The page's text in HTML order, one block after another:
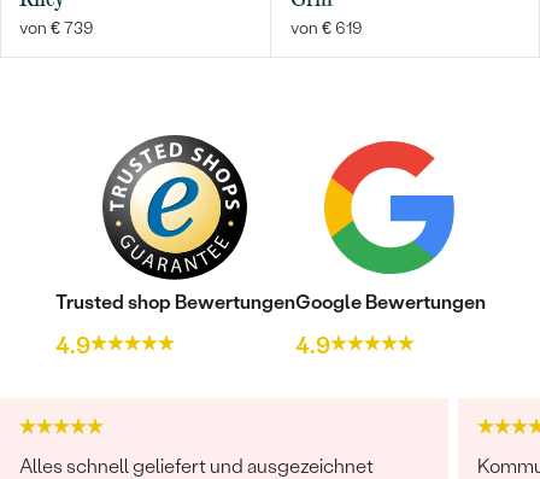
von € 739 von € 619
Trusted shop Bewertungen
4.9
Google Bewertungen
4.9
Alles schnell geliefert und ausgezeichnet